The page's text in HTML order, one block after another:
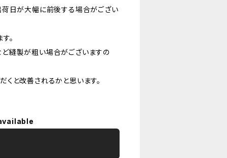
荷日が大幅に前後する場合がござい
。
縫製が粗い場合がございますの
と改善されるかと思います。